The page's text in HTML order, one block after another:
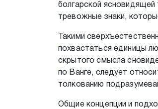
болгарской
тревожные знаки,
Такими
похвастаться единицы
скрытого смысла
по Ванге, следует
толкованию
Общие концепции и